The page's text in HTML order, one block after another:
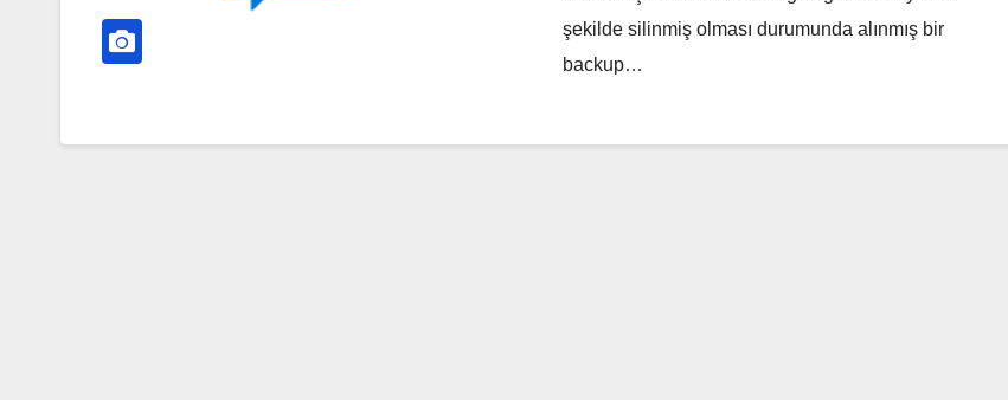
şekilde silinmiş olması durumunda alınmış bir
backup…